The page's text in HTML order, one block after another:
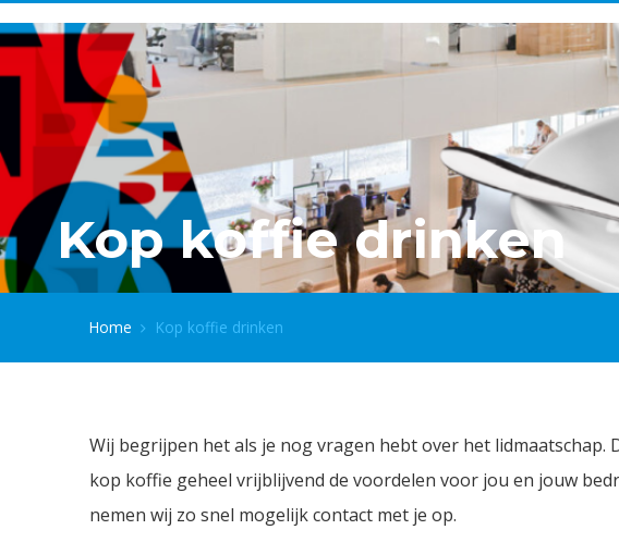
Kop koffie drinken
Home Kop koffie drinken
Wij begrijpen het als je nog vragen hebt over het
kop koffie geheel vrijblijvend de voordelen voor jou en jouw
nemen wij zo snel mogelijk contact met je op.